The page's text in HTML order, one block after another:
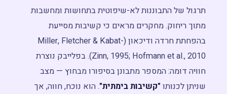
תרגול של התבוננות לא-שיפוטית בתחושות ומחשבות
מתוך ריחוק. מחקרים מראים כי קשיבות מסייעת
בהפחתת חרדה ודיכאון (Miller, Fletcher & Kabat-
Zinn, 1995; Hofmann et al., 2010). בפלייבק נוצרת
חוויה דומה: המספר מתבונן בסיפורו מבחוץ — מצב
שניתן לכנותו "קשיבות בימתית". הוא נוכח, חווה, אך